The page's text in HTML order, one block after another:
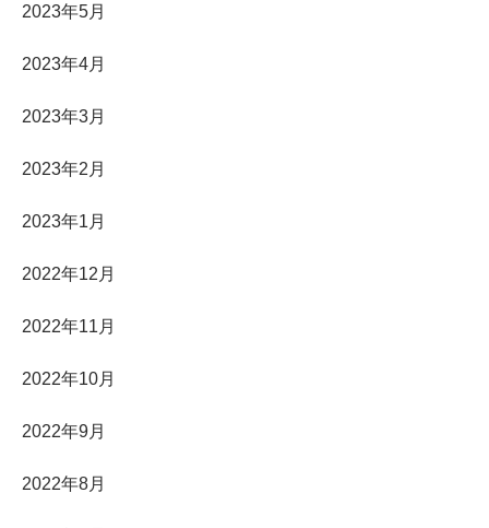
2023年5月
2023年4月
2023年3月
2023年2月
2023年1月
2022年12月
2022年11月
2022年10月
2022年9月
2022年8月